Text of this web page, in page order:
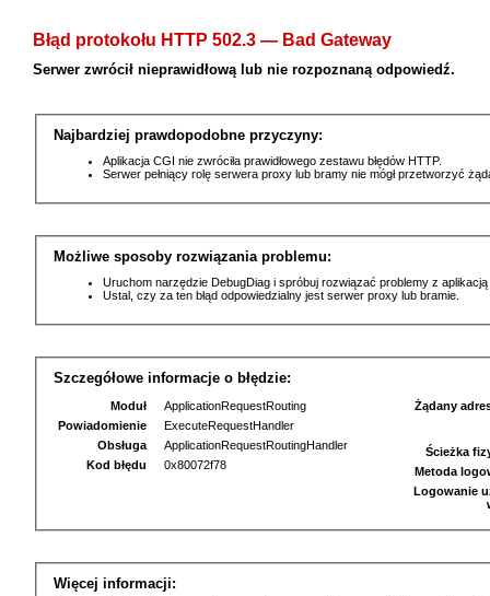
Błąd protokołu HTTP 502.3 — Bad Gateway
Serwer zwrócił nieprawidłową lub nie rozpoznaną odpowiedź.
Najbardziej prawdopodobne przyczyny:
Aplikacja CGI nie zwróciła prawidłowego zestawu błędów HTTP.
Serwer pełniący rolę serwera proxy lub bramy nie mógł przetworzyć
Możliwe sposoby rozwiązania problemu:
Uruchom narzędzie DebugDiag i spróbuj rozwiązać problemy z
Ustal, czy za ten błąd odpowiedzialny jest serwer proxy lub bramie.
Szczegółowe informacje o błędzie:
Moduł
ApplicationRequestRouting
Powiadomienie
ExecuteRequestHandler
Obsługa
ApplicationRequestRoutingHandler
Kod błędu
0x80072f78
Żądany
Ścieżka
Metoda
Logowanie
Więcej informacji: